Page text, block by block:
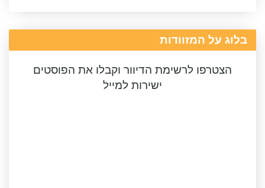
בלוג על המזוודות
הצטרפו לרשימת הדיוור וקבלו את הפוסטים
ישירות למייל